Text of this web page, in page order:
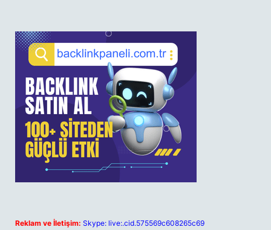
Reklam ve İletişim: Skype: live:.cid.575569c608265c69